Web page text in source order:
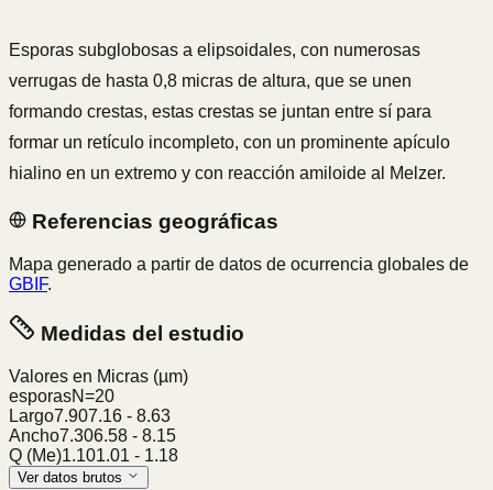
Esporas subglobosas a elipsoidales, con numerosas
verrugas de hasta 0,8 micras de altura, que se unen
formando crestas, estas crestas se juntan entre sí para
formar un retículo incompleto, con un prominente apículo
hialino en un extremo y con reacción amiloide al Melzer.
Referencias geográficas
Mapa generado a partir de datos de ocurrencia globales de
GBIF.
Medidas del estudio
Valores en Micras (µm)
esporasN=20
Largo7.907.16 - 8.63
Ancho7.306.58 - 8.15
Q (Me)1.101.01 - 1.18
Ver datos brutos